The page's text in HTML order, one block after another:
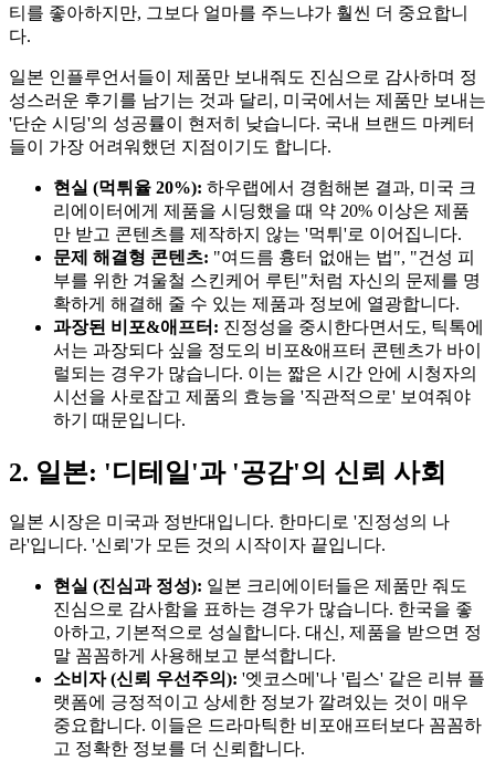
티를 좋아하지만, 그보다 얼마를 주느냐가 훨씬 더 중요합니
다.
일본 인플루언서들이 제품만 보내줘도 진심으로 감사하며 정
성스러운 후기를 남기는 것과 달리, 미국에서는 제품만 보내는
'단순 시딩'의 성공률이 현저히 낮습니다. 국내 브랜드 마케터
들이 가장 어려워했던 지점이기도 합니다.
현실 (먹튀율 20%): 하우랩에서 경험해본 결과, 미국 크
리에이터에게 제품을 시딩했을 때 약 20% 이상은 제품
만 받고 콘텐츠를 제작하지 않는 '먹튀'로 이어집니다.
문제 해결형 콘텐츠: "여드름 흉터 없애는 법", "건성 피
부를 위한 겨울철 스킨케어 루틴"처럼 자신의 문제를 명
확하게 해결해 줄 수 있는 제품과 정보에 열광합니다.
과장된 비포&애프터: 진정성을 중시한다면서도, 틱톡에
서는 과장되다 싶을 정도의 비포&애프터 콘텐츠가 바이
럴되는 경우가 많습니다. 이는 짧은 시간 안에 시청자의
시선을 사로잡고 제품의 효능을 '직관적으로' 보여줘야
하기 때문입니다.
2. 일본: '디테일'과 '공감'의 신뢰 사회
일본 시장은 미국과 정반대입니다. 한마디로 '진정성의 나
라'입니다. '신뢰'가 모든 것의 시작이자 끝입니다.
현실 (진심과 정성): 일본 크리에이터들은 제품만 줘도
진심으로 감사함을 표하는 경우가 많습니다. 한국을 좋
아하고, 기본적으로 성실합니다. 대신, 제품을 받으면 정
말 꼼꼼하게 사용해보고 분석합니다.
소비자 (신뢰 우선주의): '엣코스메'나 '립스' 같은 리뷰 플
랫폼에 긍정적이고 상세한 정보가 깔려있는 것이 매우
중요합니다. 이들은 드라마틱한 비포애프터보다 꼼꼼하
고 정확한 정보를 더 신뢰합니다.